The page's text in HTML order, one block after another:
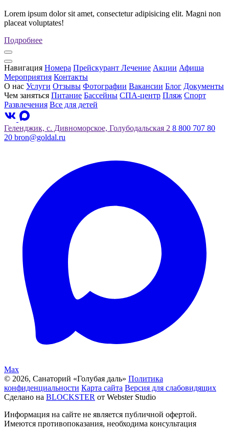
Lorem ipsum dolor sit amet, consectetur adipisicing elit. Magni non
placeat voluptates!
Подробнее
Навигация Номера Прейскурант Лечение Акции Афиша
Мероприятия Контакты
О нас Услуги Отзывы Фотографии Вакансии Блог Документы
Чем заняться Питание Бассейны СПА-центр Пляж Спорт
Развлечения Все для детей
Геленджик, с. Дивноморское, Голубодальская 2 8 800 707 80
20 bron@goldal.ru
Max
© 2026, Санаторий «Голубая даль» Политика
конфиденциальности Карта сайта Версия для слабовидящих
Сделано на BLOCKSTER от Webster Studio
Информация на сайте не является публичной офертой.
Имеются противопоказания, необходима консультация